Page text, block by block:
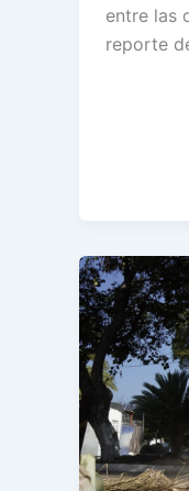
entre las
reporte